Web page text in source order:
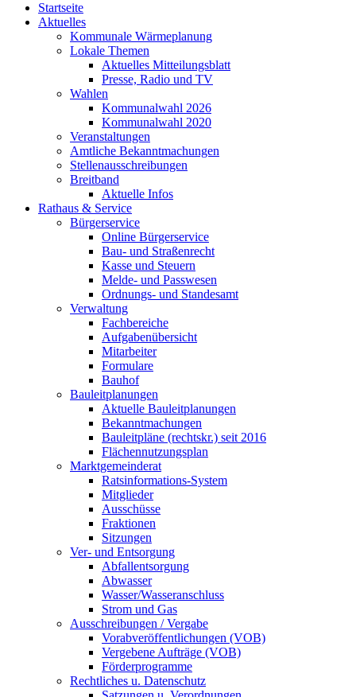
Startseite
Aktuelles
Kommunale Wärmeplanung
Lokale Themen
Aktuelles Mitteilungsblatt
Presse, Radio und TV
Wahlen
Kommunalwahl 2026
Kommunalwahl 2020
Veranstaltungen
Amtliche Bekanntmachungen
Stellenausschreibungen
Breitband
Aktuelle Infos
Rathaus & Service
Bürgerservice
Online Bürgerservice
Bau- und Straßenrecht
Kasse und Steuern
Melde- und Passwesen
Ordnungs- und Standesamt
Verwaltung
Fachbereiche
Aufgabenübersicht
Mitarbeiter
Formulare
Bauhof
Bauleitplanungen
Aktuelle Bauleitplanungen
Bekanntmachungen
Bauleitpläne (rechtskr.) seit 2016
Flächennutzungsplan
Marktgemeinderat
Ratsinformations-System
Mitglieder
Ausschüsse
Fraktionen
Sitzungen
Ver- und Entsorgung
Abfallentsorgung
Abwasser
Wasser/Wasseranschluss
Strom und Gas
Ausschreibungen / Vergabe
Vorabveröffentlichungen (VOB)
Vergebene Aufträge (VOB)
Förderprogramme
Rechtliches u. Datenschutz